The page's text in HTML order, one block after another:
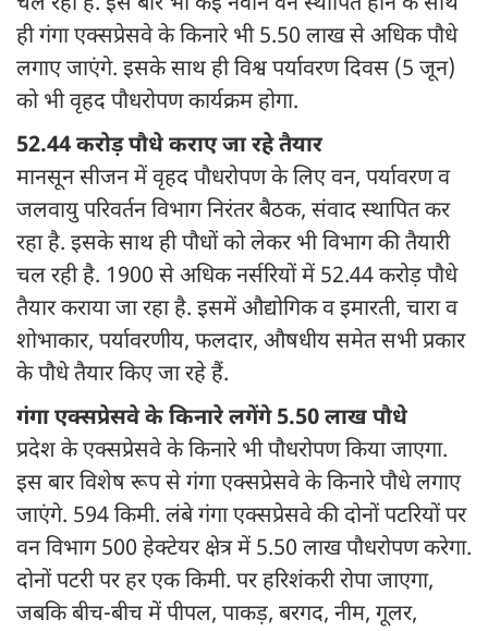
ही गंगा एक्सप्रेसवे के किनारे भी 5.50 लाख से अधिक पौधे
लगाए जाएंगे. इसके साथ ही विश्व पर्यावरण दिवस (5 जून)
को भी वृहद पौधरोपण कार्यक्रम होगा.
52.44 करोड़ पौधे कराए जा रहे तैयार
मानसून सीजन में वृहद पौधरोपण के लिए वन, पर्यावरण व
जलवायु परिवर्तन विभाग निरंतर बैठक, संवाद स्थापित कर
रहा है. इसके साथ ही पौधों को लेकर भी विभाग की तैयारी
चल रही है. 1900 से अधिक नर्सरियों में 52.44 करोड़ पौधे
तैयार कराया जा रहा है. इसमें औद्योगिक व इमारती, चारा व
शोभाकार, पर्यावरणीय, फलदार, औषधीय समेत सभी प्रकार
के पौधे तैयार किए जा रहे हैं.
गंगा एक्सप्रेसवे के किनारे लगेंगे 5.50 लाख पौधे
प्रदेश के एक्सप्रेसवे के किनारे भी पौधरोपण किया जाएगा.
इस बार विशेष रूप से गंगा एक्सप्रेसवे के किनारे पौधे लगाए
जाएंगे. 594 किमी. लंबे गंगा एक्सप्रेसवे की दोनों पटरियों पर
वन विभाग 500 हेक्टेयर क्षेत्र में 5.50 लाख पौधरोपण करेगा.
दोनों पटरी पर हर एक किमी. पर हरिशंकरी रोपा जाएगा,
जबकि बीच-बीच में पीपल, पाकड़, बरगद, नीम, गूलर,